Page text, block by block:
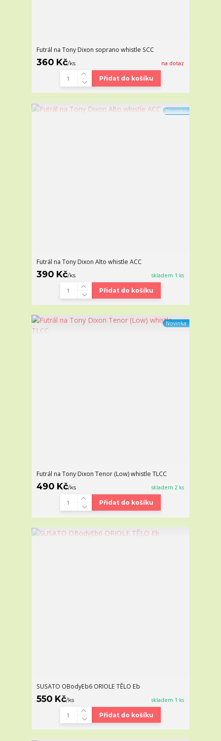
Futrál na Tony Dixon soprano whistle SCC
360 Kč/ks na dotaz
Přidat do košíku
Novinka
Futrál na Tony Dixon Alto whistle ACC
390 Kč/ks skladem 1 ks
Přidat do košíku
Novinka
Futrál na Tony Dixon Tenor (Low) whistle TLCC
490 Kč/ks skladem 2 ks
Přidat do košíku
SUSATO OBodyEb6 ORIOLE TĚLO Eb
550 Kč/ks skladem 1 ks
Přidat do košíku